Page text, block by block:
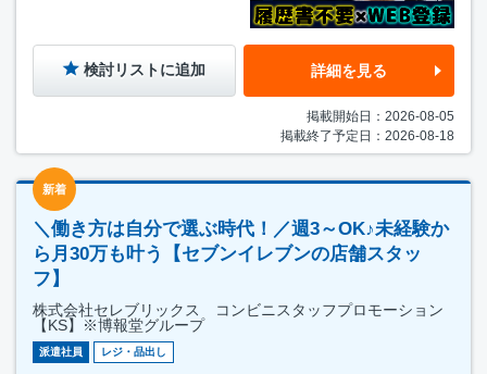
検討リストに追加 詳細を見る
掲載開始日：2026-08-05
掲載終了予定日：2026-08-18
新着
＼働き方は自分で選ぶ時代！／週3～OK♪未経験か
ら月30万も叶う【セブンイレブンの店舗スタッ
フ】
株式会社セレブリックス コンビニスタッフプロモーション
【KS】※博報堂グループ
派遣社員 レジ・品出し